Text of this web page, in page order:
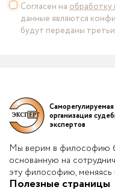
Согласен на обработку
данные являются
будут переданы
Саморегулируемая
организация
экспертов
Мы верим в философию
основанную на
эту философию, меняясь
Полезные страницы